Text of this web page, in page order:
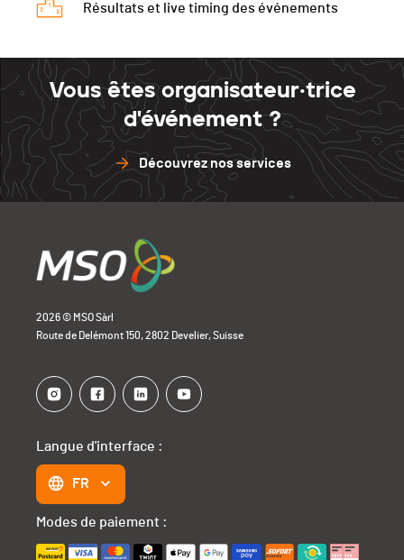
Résultats et live timing des événements
Vous êtes organisateur·trice
d'événement ?
Découvrez nos services
2026 © MSO Sàrl
Route de Delémont 150, 2802 Develier, Suisse
Langue d'interface :
FR
Modes de paiement :